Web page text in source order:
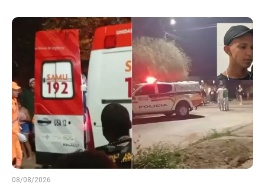
08/08/2026